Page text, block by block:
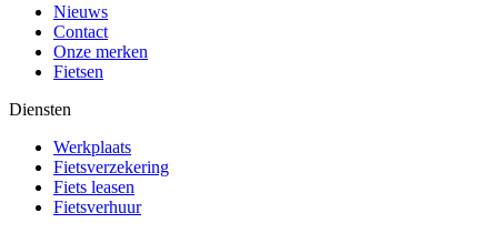
Nieuws
Contact
Onze merken
Fietsen
Diensten
Werkplaats
Fietsverzekering
Fiets leasen
Fietsverhuur